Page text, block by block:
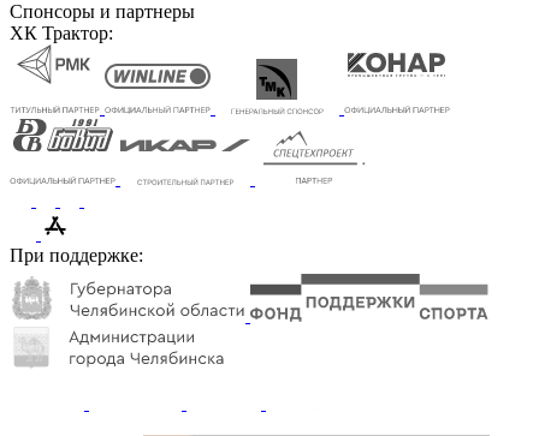
Спонсоры и партнеры
ХК Трактор:
При поддержке: